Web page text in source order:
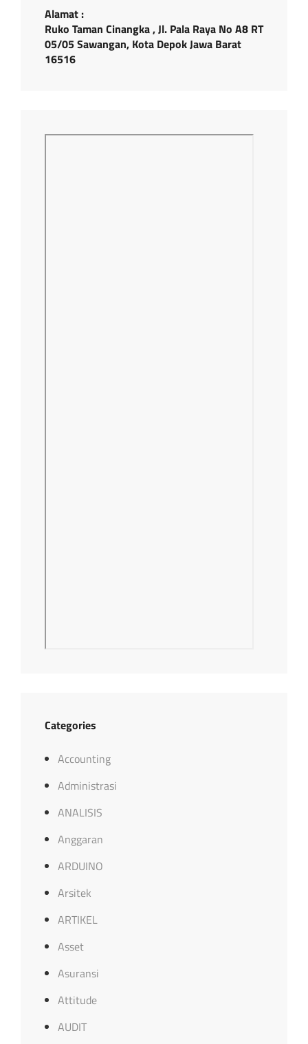
Alamat :
Ruko Taman Cinangka , Jl. Pala Raya No A8 RT
05/05 Sawangan, Kota Depok Jawa Barat
16516
Categories
Accounting
Administrasi
ANALISIS
Anggaran
ARDUINO
Arsitek
ARTIKEL
Asset
Asuransi
Attitude
AUDIT